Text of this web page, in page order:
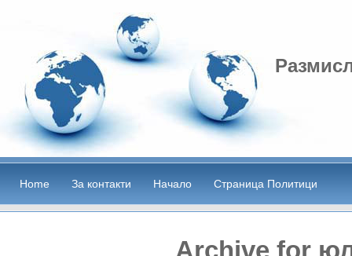
Home За контакти Начало Страница Политици
Archive for